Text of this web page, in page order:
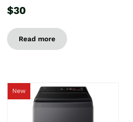
$30
Read more
New